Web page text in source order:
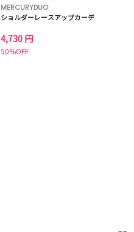
MERCURYDUO
ショルダーレースアップカーデ
4,730 円
50%OFF